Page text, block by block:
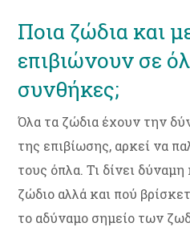
Ποια ζώδια και
επιβιώνουν σε
συνθήκες;
Όλα τα ζώδια έχουν την
της επιβίωσης, αρκεί να
τους όπλα. Τι δίνει
ζώδιο αλλά και πού
το αδύναμο σημείο των